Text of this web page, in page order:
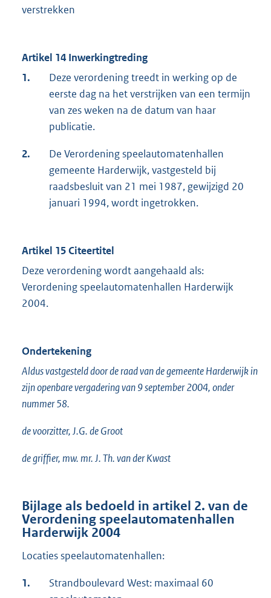
verstrekken
Artikel 14 Inwerkingtreding
1.
Deze verordening treedt in werking op de
eerste dag na het verstrijken van een termijn
van zes weken na de datum van haar
publicatie.
2.
De Verordening speelautomatenhallen
gemeente Harderwijk, vastgesteld bij
raadsbesluit van 21 mei 1987, gewijzigd 20
januari 1994, wordt ingetrokken.
Artikel 15 Citeertitel
Deze verordening wordt aangehaald als:
Verordening speelautomatenhallen Harderwijk
2004.
Ondertekening
Aldus vastgesteld door de raad van de gemeente Harderwijk in
zijn openbare vergadering van 9 september 2004, onder
nummer 58.
de voorzitter, J.G. de Groot
de griffier, mw. mr. J. Th. van der Kwast
Bijlage als bedoeld in artikel 2. van de
Verordening speelautomatenhallen
Harderwijk 2004
Locaties speelautomatenhallen:
1.
Strandboulevard West: maximaal 60